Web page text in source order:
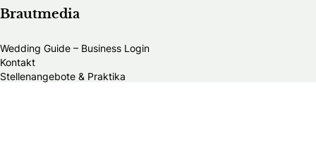
Brautmedia
Wedding Guide – Business Login
Kontakt
Stellenangebote & Praktika